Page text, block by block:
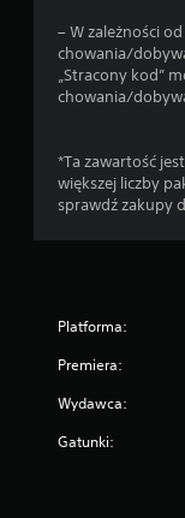
– W zależności
chowania/
„Stracony kod”
chowania/
*Ta zawartość
większej liczby
sprawdź zakupy
Platforma:
Premiera:
Wydawca:
Gatunki: